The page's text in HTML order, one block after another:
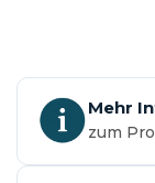
Mehr
zum